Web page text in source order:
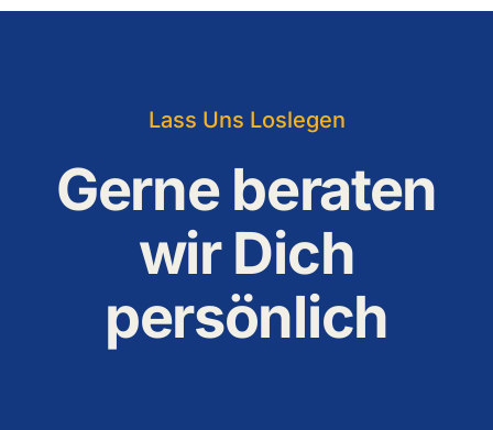
Lass Uns Loslegen
Gerne beraten
wir Dich
persönlich